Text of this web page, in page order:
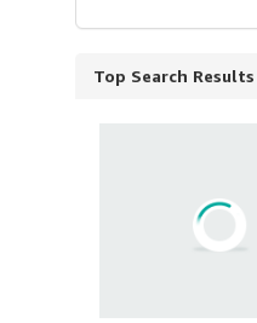
Top Search